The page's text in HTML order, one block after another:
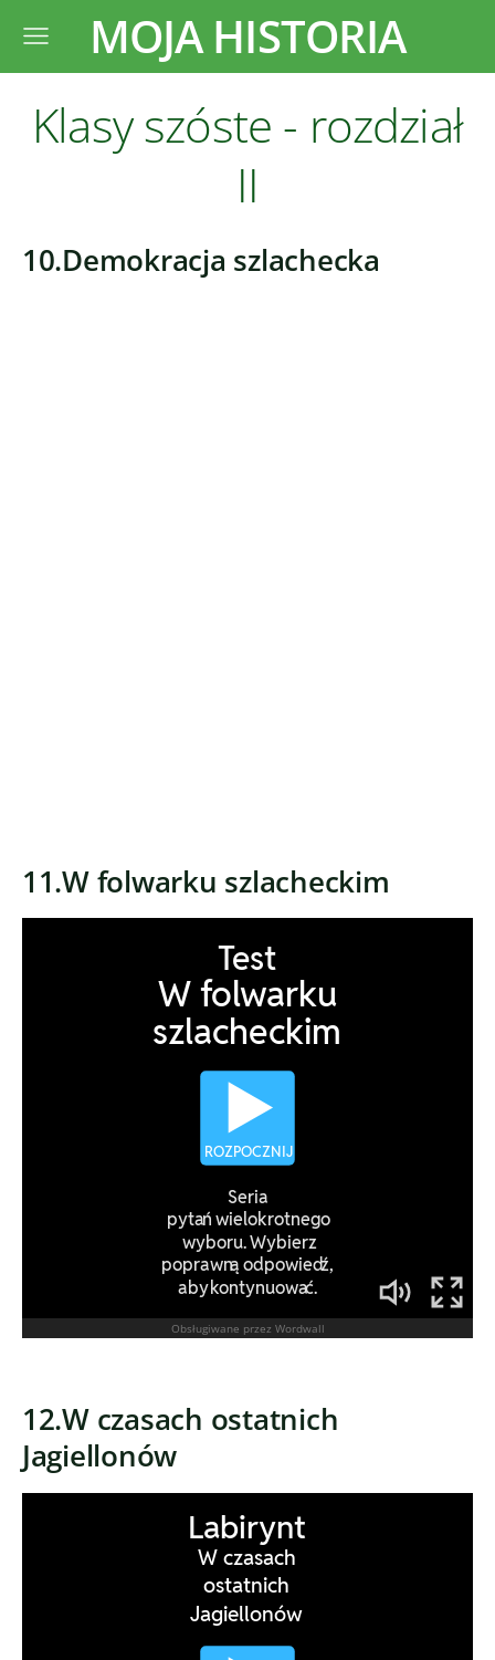
MOJA HISTORIA
Klasy szóste - rozdział
II
10.Demokracja szlachecka
11.W folwarku szlacheckim
12.W czasach ostatnich
Jagiellonów